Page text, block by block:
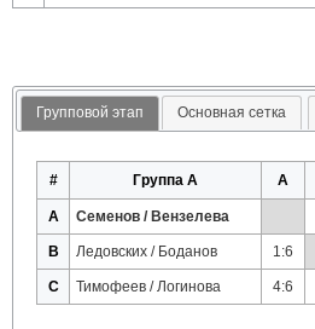
Групповой этап Основная сетка
# Группа A A
A Семенов / Вензелева
B Ледовских / Боданов 1:6
C Тимофеев / Логинова 4:6